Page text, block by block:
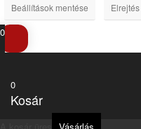
Beállítások mentése Elrejtés
0
0
Kosár